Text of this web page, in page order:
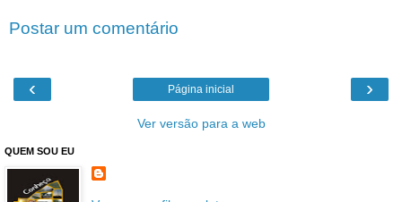
Postar um comentário
‹ ›
Página inicial
Ver versão para a web
QUEM SOU EU